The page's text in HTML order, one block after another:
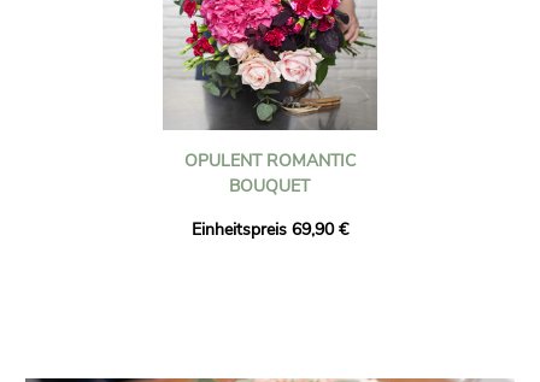
OPULENT ROMANTIC
BOUQUET
Einheitspreis 69,90 €